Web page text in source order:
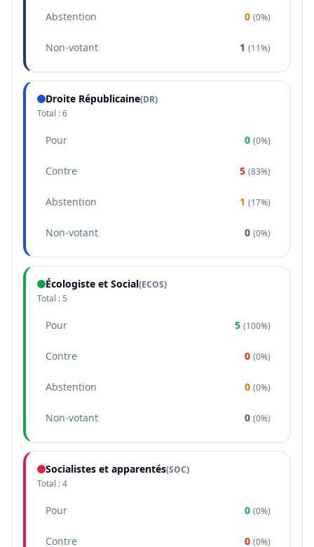
Abstention 0 (0%)
Non-votant 1 (11%)
Droite Républicaine(DR)
Total :6
Pour 0 (0%)
Contre 5 (83%)
Abstention 1 (17%)
Non-votant 0 (0%)
Écologiste et Social(ECOS)
Total : 5
Pour 5 (100%)
Contre 0 (0%)
Abstention 0 (0%)
Non-votant 0 (0%)
Socialistes et apparentés(SOC)
Total :4
Pour 0 (0%)
Contre 0 (0%)